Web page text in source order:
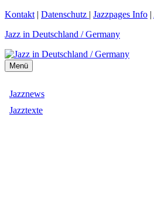
Zum
springen
Kontakt | Datenschutz | Jazzpages Info |
Jazz in Deutschland / Germany
Menü
Jazznews
Jazztexte